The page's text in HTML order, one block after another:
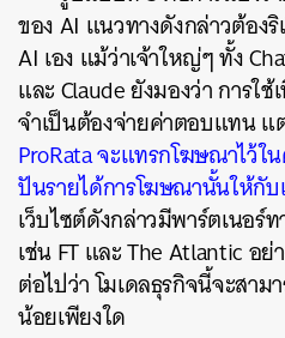
ของ AI แนวทางดังกล่าวต้อ
AI เอง แม้ว่าเจ้าใหญ่ๆ ทั้ง
และ Claude ยังมองว่า การใ
จำเป็นต้องจ่ายค่าตอบแทน แ
ProRata จะแทรกโฆษณาไว้
ปันรายได้การโฆษณานั้นให้กับ
เว็บไซต์ดังกล่าวมีพาร์ตเนอร์
เช่น FT และ The Atlantic อ
ต่อไปว่า โมเดลธุรกิจนี้จะสา
น้อยเพียงใด